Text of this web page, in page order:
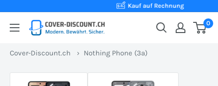
Inhalt
Kauf auf Rechnung
Cover-
Ihr
aus
0
Cover-Discount.ch › Nothing Phone (3a)